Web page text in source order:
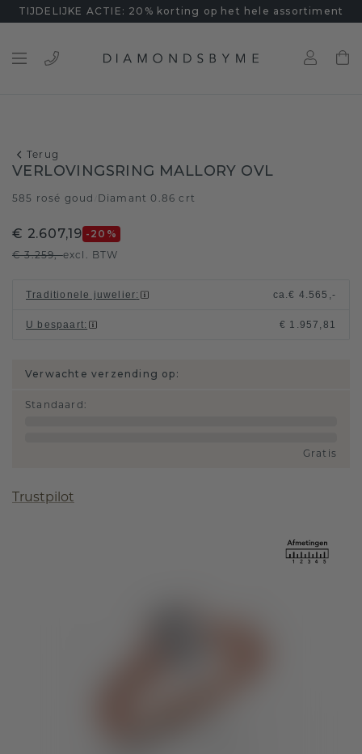
TIJDELIJKE ACTIE: 20% korting op het hele assortiment
Terug
VERLOVINGSRING MALLORY OVL
585 rosé goud Diamant 0.86 crt
€ 2.607,19 -20 %
€ 3.259,-excl. BTW
Traditionele juwelier: ca.€ 4.565,-
U bespaart: € 1.957,81
Verwachte verzending op:
Standaard :
Gratis
Trustpilot